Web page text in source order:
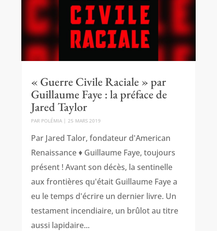
« Guerre Civile Raciale » par
Guillaume Faye : la préface de
Jared Taylor
PAR POLÉMIA| 25 MARS 2019
Par Jared Talor, fondateur d'American
Renaissance ♦ Guillaume Faye, toujours
présent ! Avant son décès, la sentinelle
aux frontières qu'était Guillaume Faye a
eu le temps d'écrire un dernier livre. Un
testament incendiaire, un brûlot au titre
aussi lapidaire...